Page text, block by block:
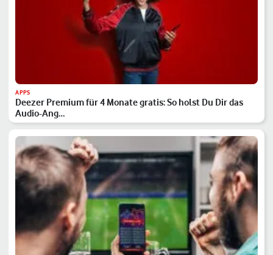
APPS
Deezer Premium für 4 Monate gratis: So holst Du Dir das
Audio-Ang…